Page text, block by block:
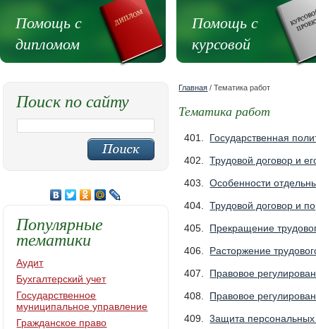
Помощь с
дипломом
Помощь с
курсовой
Главная / Тематика работ
Тематика работ
401. Государственная
402.Трудовой договор и
403.Особенности
404.Трудовой договор и
405. Прекращение
406. Расторжение
407. Правовое
408. Правовое
409.3ащита
Поиск по сайту
Популярные
тематики
Аудит
Бухгалтерский учет
Государственное
муниципальное управление
Гражданское право